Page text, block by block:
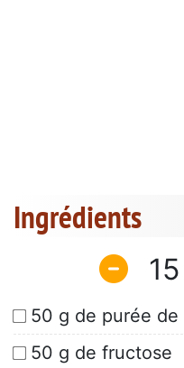
Ingrédients
15
50 g de purée de
50 g de fructose